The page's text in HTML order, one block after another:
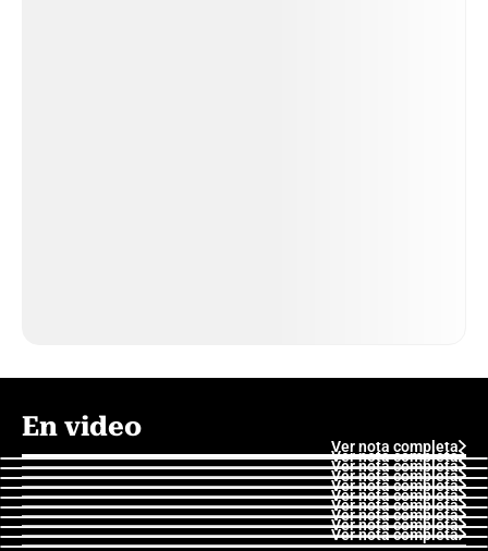
En video
Ver nota completa
Ver nota completa
Ver nota completa
Ver nota completa
Ver nota completa
Ver nota completa
Ver nota completa
Ver nota completa
Ver nota completa
Ver nota completa